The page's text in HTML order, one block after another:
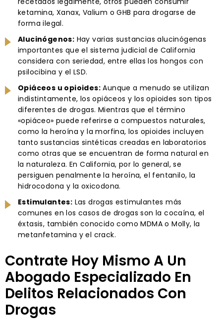
ketamina, Xanax, Valium o GHB para drogarse de
forma ilegal.
Alucinógenos: Hay varias sustancias alucinógenas
importantes que el sistema judicial de California
considera con seriedad, entre ellas los hongos con
psilocibina y el LSD.
Opiáceos u opioides: Aunque a menudo se utilizan
indistintamente, los opiáceos y los opioides son tipos
diferentes de drogas. Mientras que el término
«opiáceo» puede referirse a compuestos naturales,
como la heroína y la morfina, los opioides incluyen
tanto sustancias sintéticas creadas en laboratorios
como otras que se encuentran de forma natural en
la naturaleza. En California, por lo general, se
persiguen penalmente la heroína, el fentanilo, la
hidrocodona y la oxicodona.
Estimulantes: Las drogas estimulantes más
comunes en los casos de drogas son la cocaína, el
éxtasis, también conocido como MDMA o Molly, la
metanfetamina y el crack.
Contrate Hoy Mismo A Un
Abogado Especializado En
Delitos Relacionados Con
Drogas